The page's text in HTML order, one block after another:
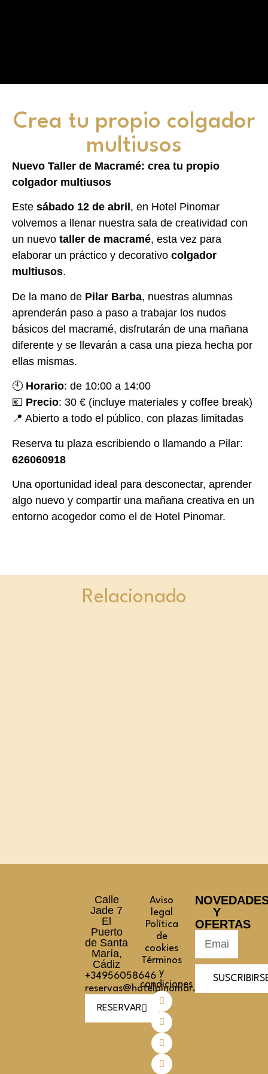
Crea tu propio colgador
multiusos
Nuevo Taller de Macramé: crea tu propio
colgador multiusos
Este sábado 12 de abril , en Hotel Pinomar
volvemos a llenar nuestra sala de creatividad con
un nuevo taller de macramé, esta vez para
elaborar un práctico y decorativo colgador
multiusos.
De la mano de Pilar Barba, nuestras alumnas
aprenderán paso a paso a trabajar los nudos
básicos del macramé, disfrutarán de una mañana
diferente y se llevarán a casa una pieza hecha por
ellas mismas.
🕙 Horario: de 10:00 a 14:00
💶 Precio: 30 € (incluye materiales y coffee break)
📍 Abierto a todo el público, con plazas limitadas
Reserva tu plaza escribiendo o llamando a Pilar:
626060918
Una oportunidad ideal para desconectar, aprender
algo nuevo y compartir una mañana creativa en un
entorno acogedor como el de Hotel Pinomar.
Relacionado
Calle
Jade 7
El
Puerto
de Santa
María,
Cádiz
+34956058646
reservas@hotelpinomar.com
RESERVAR
Aviso
legal
Política
de
cookies
Términos
y
condiciones
Y
OFERTAS